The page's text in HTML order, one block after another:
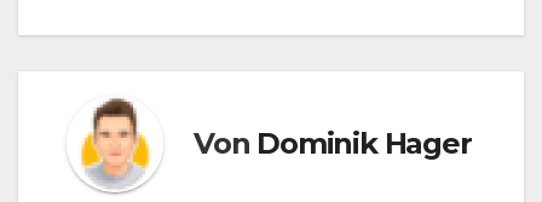
Von Dominik Hager